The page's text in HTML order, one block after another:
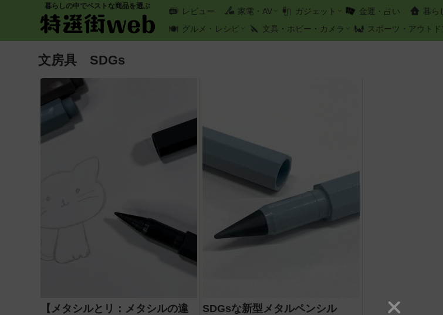
暮らしの中でベストな商品を選ぶ
レビュー 家電・AV ガジェット 金運・占い 暮ら
グルメ・レシピ
文具・ホビー・カメラ スポーツ・アウトド
文房具 SDGs
【メタシルとリ：メタシルの違
SDGsな新型メタルペンシル